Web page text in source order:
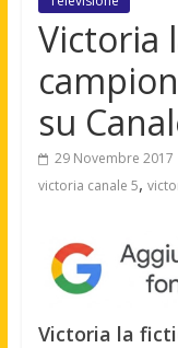
Victoria
su
29 Novembre 2017
victoria canale 5,
Victoria la